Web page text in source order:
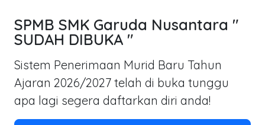
SPMB SMK Garuda Nusantara "
SUDAH DIBUKA "
Sistem Penerimaan Murid Baru Tahun
Ajaran 2026/2027 telah di buka tunggu
apa lagi segera daftarkan diri anda!